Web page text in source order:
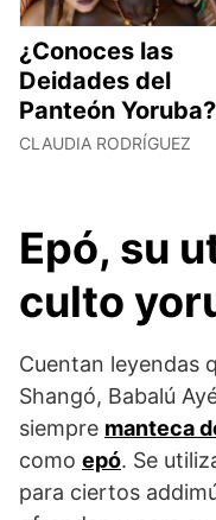
¿Conoces las
Deidades del
Panteón Yoruba?
CLAUDIA RODRÍGUEZ
Epó, su
culto
Cuentan leyendas
Shangó, Babalú
siempre manteca
como epó. Se
para ciertos